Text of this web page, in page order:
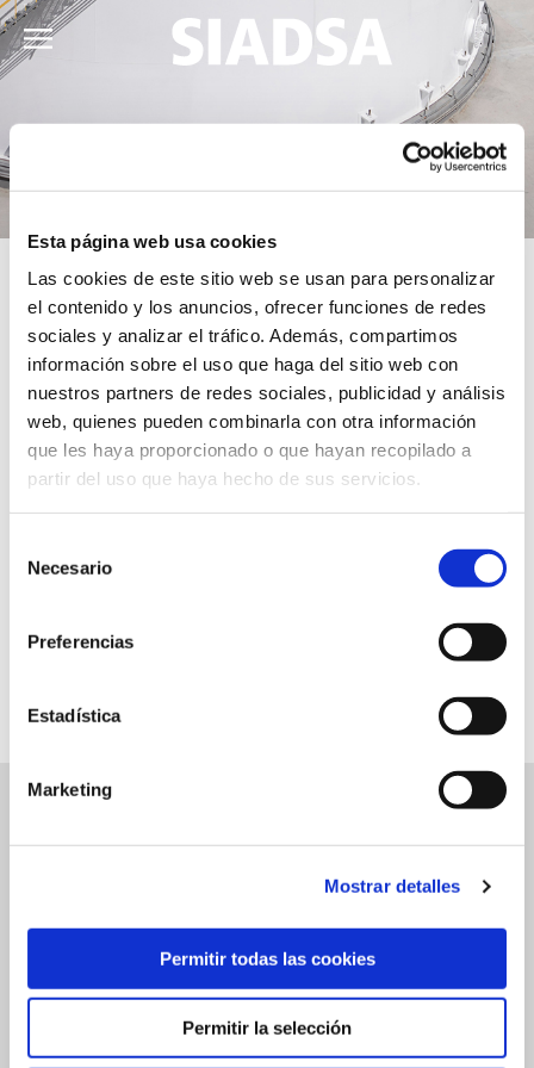
Esta página web usa cookies
Las cookies de este sitio web se usan para personalizar
el contenido y los anuncios, ofrecer funciones de redes
sociales y analizar el tráfico. Además, compartimos
información sobre el uso que haga del sitio web con
nuestros partners de redes sociales, publicidad y análisis
web, quienes pueden combinarla con otra información
que les haya proporcionado o que hayan recopilado a
partir del uso que haya hecho de sus servicios.
Necesario
Preferencias
Estadística
Marketing
Mostrar detalles
Permitir todas las cookies
Permitir la selección
Mapa del sitio
Quienes somos
Nuestras operaciones
Responsabilidad y HSEC
Boletin Electronico
Legal
Contacto
Politica de Privacidad